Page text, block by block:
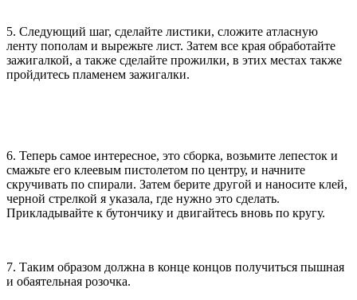
5. Следующий шаг, сделайте листики, сложите атласную
ленту пополам и вырежьте лист. Затем все края обработайте
зажигалкой, а также сделайте прожилки, в этих местах также
пройдитесь пламенем зажигалки.
6. Теперь самое интересное, это сборка, возьмите лепесток и
смажьте его клеевым пистолетом по центру, и начните
скручивать по спирали. Затем берите другой и наносите клей,
черной стрелкой я указала, где нужно это сделать.
Прикладывайте к бутончику и двигайтесь вновь по кругу.
7. Таким образом должна в конце концов получиться пышная
и обаятельная розочка.